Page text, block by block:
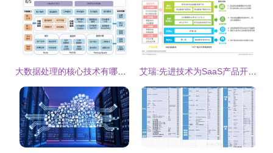
大数据处理的核心技术有哪些?以下是一些常见的大数据处理核心技术: 艾瑞:先进技术为SaaS产品开源，产业间应用推动裂变效应